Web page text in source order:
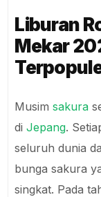
Liburan
Mekar
Musimsakura
diJepang.
seluruh dunia
bunga sakura
singkat. Pada